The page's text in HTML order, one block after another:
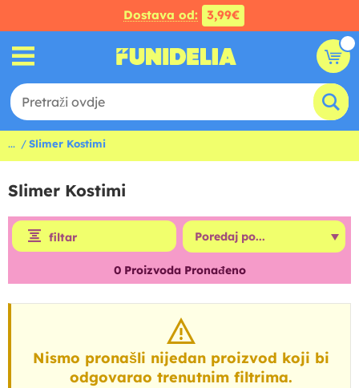
Dostava od: 3,99€
... Slimer Kostimi
Slimer Kostimi
filtar
0Proizvoda Pronađeno
Nismo pronašli nijedan proizvod koji bi
odgovarao trenutnim filtrima.